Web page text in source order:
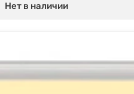
Нет в наличии